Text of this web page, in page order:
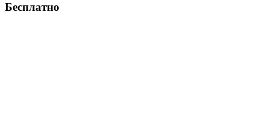
Бесплатно